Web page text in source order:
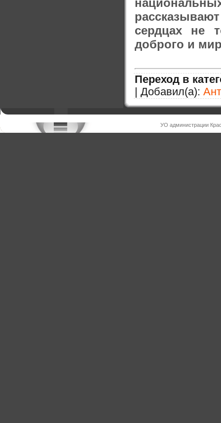
сердцах не
доброго и
Переход в
| Добавил(а):
УО администрации